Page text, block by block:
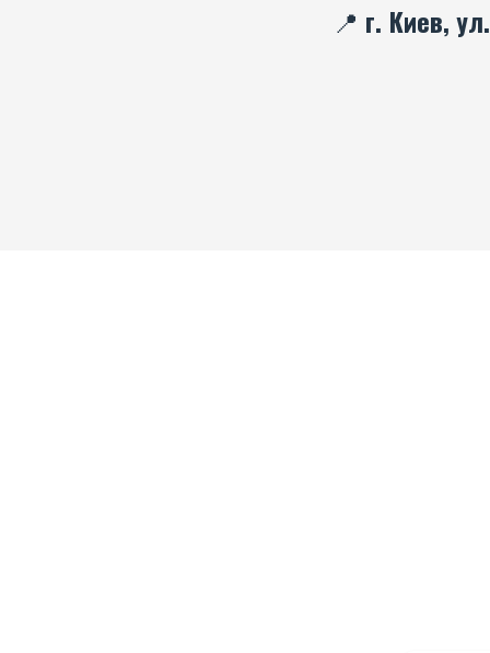
📍 г. Киев,